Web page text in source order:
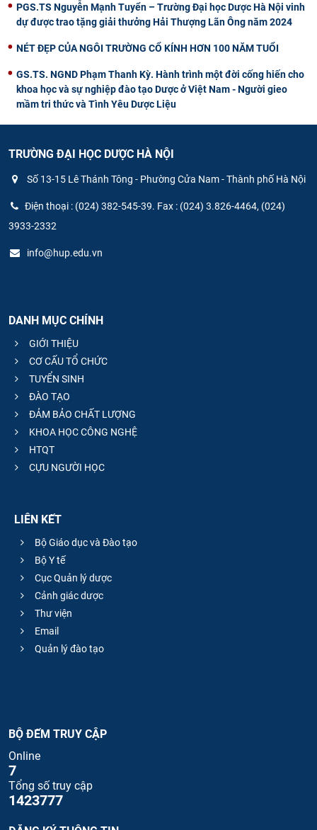
PGS.TS Nguyễn Mạnh Tuyển – Trường Đại học Dược Hà Nội vinh
dự được trao tặng giải thưởng Hải Thượng Lãn Ông năm 2024
NÉT ĐẸP CỦA NGÔI TRƯỜNG CỔ KÍNH HƠN 100 NĂM TUỔI
GS.TS. NGND Phạm Thanh Kỳ. Hành trình một đời cống hiến cho
khoa học và sự nghiệp đào tạo Dược ở Việt Nam - Người gieo
mầm tri thức và Tình Yêu Dược Liệu
TRƯỜNG ĐẠI HỌC DƯỢC HÀ NỘI
Số 13-15 Lê Thánh Tông - Phường Cửa Nam - Thành phố Hà Nội
Điện thoại : (024) 382-545-39. Fax : (024) 3.826-4464, (024)
3933-2332
info@hup.edu.vn
DANH MỤC CHÍNH
GIỚI THIỆU
CƠ CẤU TỔ CHỨC
TUYỂN SINH
ĐÀO TẠO
ĐẢM BẢO CHẤT LƯỢNG
KHOA HỌC CÔNG NGHỆ
HTQT
CỰU NGƯỜI HỌC
LIÊN KẾT
Bộ Giáo dục và Đào tạo
Bộ Y tế
Cục Quản lý dược
Cảnh giác dược
Thư viện
Email
Quản lý đào tạo
BỘ ĐẾM TRUY CẬP
Online
7
Tổng số truy cập
1423777